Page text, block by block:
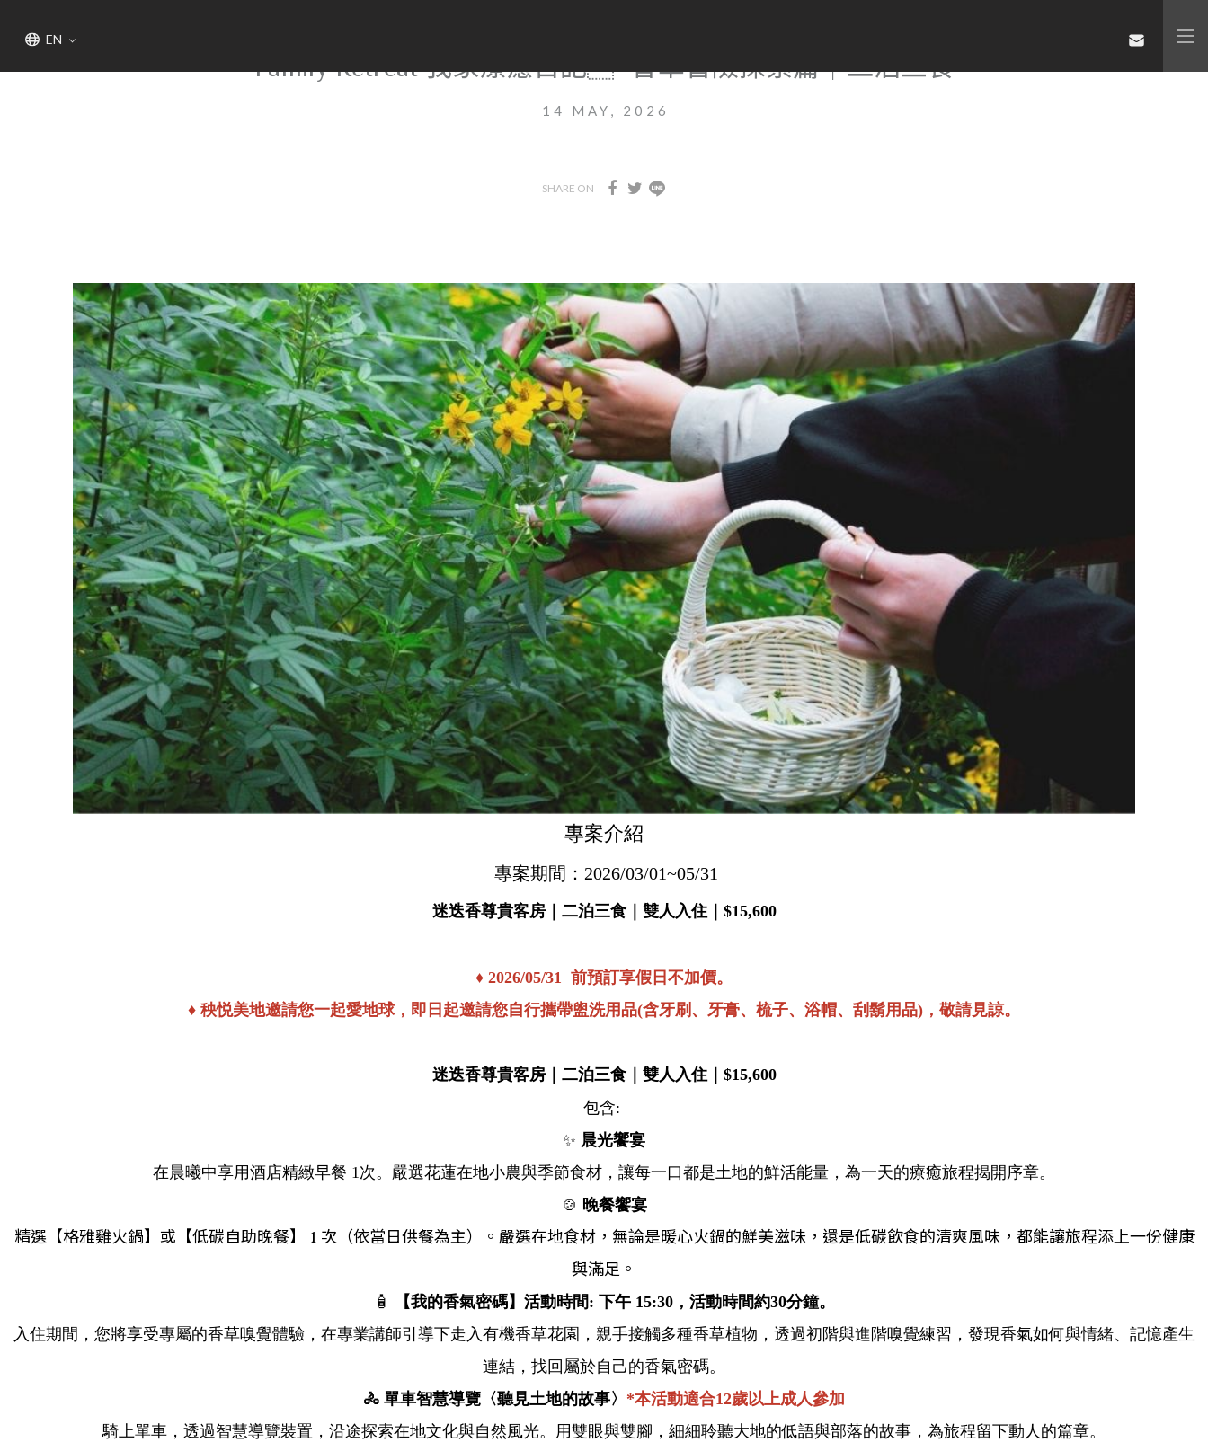
EN
Family Retreat 我家療癒日記 ~香草冒險探索篇｜二泊三食
14 MAY, 2026
SHARE ON
專案介紹
專案期間：2026/03/01~05/31
迷迭香尊貴客房｜ 二泊三食｜雙人入住｜$15,600
♦ 2026/05/31 前預訂享假日不加價。
♦ 秧悦美地邀請您一起愛地球，即日起邀請您自行攜帶盥洗用品(含牙刷、牙膏、梳子、浴帽、刮鬍用品)，敬請見諒。
迷迭香尊貴客房｜ 二泊三食｜雙人入住｜$15,600
包含:
✨ 晨光饗宴
在晨曦中享用酒店精緻早餐 1次。嚴選花蓮在地小農與季節食材，讓每一口都是土地的鮮活能量，為一天的療癒旅程揭開序章。
🍲 晚餐饗宴
精選【格雅雞火鍋】或【低碳自助晚餐】 1 次（依當日供餐為主）。嚴選在地食材，無論是暖心火鍋的鮮美滋味，還是低碳飲食的清爽風味，都能讓旅程添上一份健康
與滿足。
🧴 【我的香氣密碼】活動時間: 下午 15:30， 活動時間約30分鐘。
入住期間，您將享受專屬的香草嗅覺體驗，在專業講師引導下走入有機香草花園，親手接觸多種香草植物，透過初階與進階嗅覺練習，發現香氣如何與情緒、記憶產生
連結，找回屬於自己的香氣密碼。
🚴 單車智慧導覽〈聽見土地的故事〉 *本活動適合12歲以上成人參加
騎上單車，透過智慧導覽裝置，沿途探索在地文化與自然風光。用雙眼與雙腳，細細聆聽大地的低語與部落的故事，為旅程留下動人的篇章。